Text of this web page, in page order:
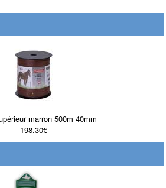
marron 500m 40mm
198.30€